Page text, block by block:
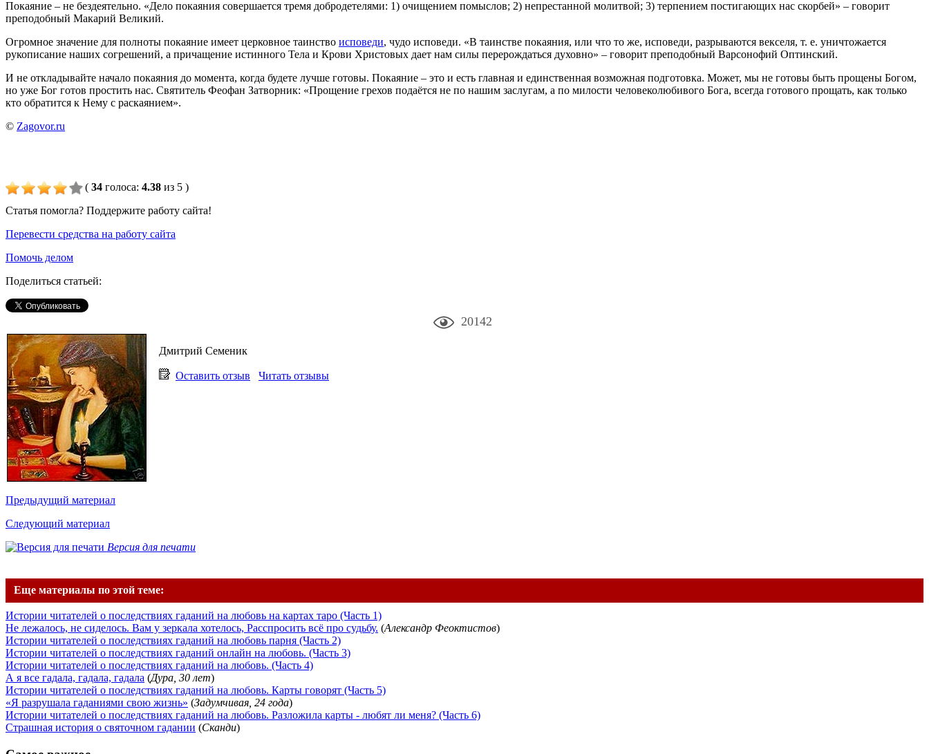
Покаяние – не бездеятельно. «Дело покаяния совершается тремя добродетелями: 1) очищением помыслов; 2) непрестанной молитвой; 3) терпением постигающих нас скорбей» – говорит
преподобный Макарий Великий.
Огромное значение для полноты покаяние имеет церковное таинство исповеди, чудо исповеди. «В таинстве покаяния, или что то же, исповеди, разрываются векселя, т. е. уничтожается
рукописание наших согрешений, а причащение истинного Тела и Крови Христовых дает нам силы перерождаться духовно» – говорит преподобный Варсонофий Оптинский.
И не откладывайте начало покаяния до момента, когда будете лучше готовы. Покаяние – это и есть главная и единственная возможная подготовка. Может, мы не готовы быть прощены Богом,
но уже Бог готов простить нас. Святитель Феофан Затворник: «Прощение грехов подаётся не по нашим заслугам, а по милости человеколюбивого Бога, всегда готового прощать, как только
кто обратится к Нему с раскаянием».
© Zagovor.ru
( 34 голоса: 4.38 из 5 )
Статья помогла? Поддержите работу сайта!
Перевести средства на работу сайта
Помочь делом
Поделиться статьей:
20142
Дмитрий Семеник
Оставить отзыв Читать отзывы
Предыдущий материал
Следующий материал
Версия для печати
Еще материалы по этой теме:
Истории читателей о последствиях гаданий на любовь на картах таро (Часть 1)
Не лежалось, не сиделось. Вам у зеркала хотелось, Расспросить всё про судьбу. (Александр Феоктистов)
Истории читателей о последствиях гаданий на любовь парня (Часть 2)
Истории читателей о последствиях гаданий онлайн на любовь. (Часть 3)
Истории читателей о последствиях гаданий на любовь. (Часть 4)
А я все гадала, гадала, гадала (Дура, 30 лет)
Истории читателей о последствиях гаданий на любовь. Карты говорят (Часть 5)
«Я разрушала гаданиями свою жизнь» (Задумчивая, 24 года)
Истории читателей о последствиях гаданий на любовь. Разложила карты - любят ли меня? (Часть 6)
Страшная история о святочном гадании (Сканди)